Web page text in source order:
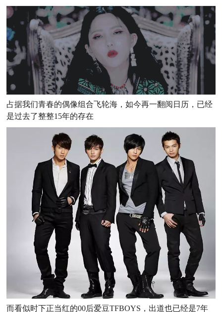
占据我们青春的偶像组合飞轮海，如今再一翻阅日历，已经
是过去了整整15年的存在
而看似时下正当红的00后爱豆TFBOYS，出道也已经是7年